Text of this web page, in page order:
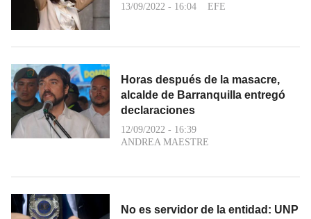
13/09/2022 - 16:04 EFE
Horas después de la masacre,
alcalde de Barranquilla entregó
declaraciones
12/09/2022 - 16:39
ANDREA MAESTRE
No es servidor de la entidad: UNP